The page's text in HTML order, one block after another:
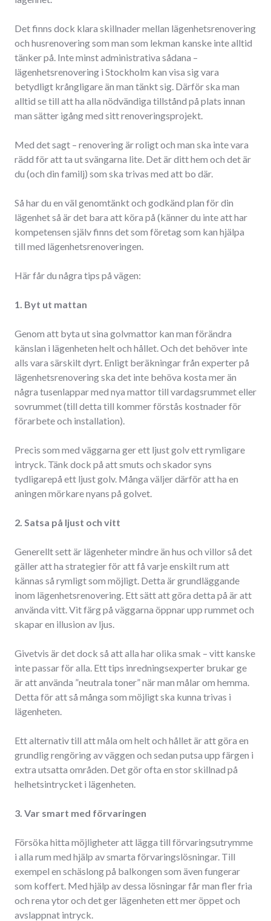
Det finns dock klara skillnader mellan lägenhetsrenovering
och husrenovering som man som lekman kanske inte alltid
tänker på. Inte minst administrativa sådana –
lägenhetsrenovering i Stockholm kan visa sig vara
betydligt krångligare än man tänkt sig. Därför ska man
alltid se till att ha alla nödvändiga tillstånd på plats innan
man sätter igång med sitt renoveringsprojekt.
Med det sagt – renovering är roligt och man ska inte vara
rädd för att ta ut svängarna lite. Det är ditt hem och det är
du (och din familj) som ska trivas med att bo där.
Så har du en väl genomtänkt och godkänd plan för din
lägenhet så är det bara att köra på (känner du inte att har
kompetensen själv finns det som företag som kan hjälpa
till med lägenhetsrenoveringen.
Här får du några tips på vägen:
1. Byt ut mattan
Genom att byta ut sina golvmattor kan man förändra
känslan i lägenheten helt och hållet. Och det behöver inte
alls vara särskilt dyrt. Enligt beräkningar från experter på
lägenhetsrenovering ska det inte behöva kosta mer än
några tusenlappar med nya mattor till vardagsrummet eller
sovrummet (till detta till kommer förstås kostnader för
förarbete och installation).
Precis som med väggarna ger ett ljust golv ett rymligare
intryck. Tänk dock på att smuts och skador syns
tydligarepå ett ljust golv. Många väljer därför att ha en
aningen mörkare nyans på golvet.
2. Satsa på ljust och vitt
Generellt sett är lägenheter mindre än hus och villor så det
gäller att ha strategier för att få varje enskilt rum att
kännas så rymligt som möjligt. Detta är grundläggande
inom lägenhetsrenovering. Ett sätt att göra detta på är att
använda vitt. Vit färg på väggarna öppnar upp rummet och
skapar en illusion av ljus.
Givetvis är det dock så att alla har olika smak – vitt kanske
inte passar för alla. Ett tips inredningsexperter brukar ge
är att använda ”neutrala toner” när man målar om hemma.
Detta för att så många som möjligt ska kunna trivas i
lägenheten.
Ett alternativ till att måla om helt och hållet är att göra en
grundlig rengöring av väggen och sedan putsa upp färgen i
extra utsatta områden. Det gör ofta en stor skillnad på
helhetsintrycket i lägenheten.
3. Var smart med förvaringen
Försöka hitta möjligheter att lägga till förvaringsutrymme
i alla rum med hjälp av smarta förvaringslösningar. Till
exempel en schäslong på balkongen som även fungerar
som koffert. Med hjälp av dessa lösningar får man fler fria
och rena ytor och det ger lägenheten ett mer öppet och
avslappnat intryck.